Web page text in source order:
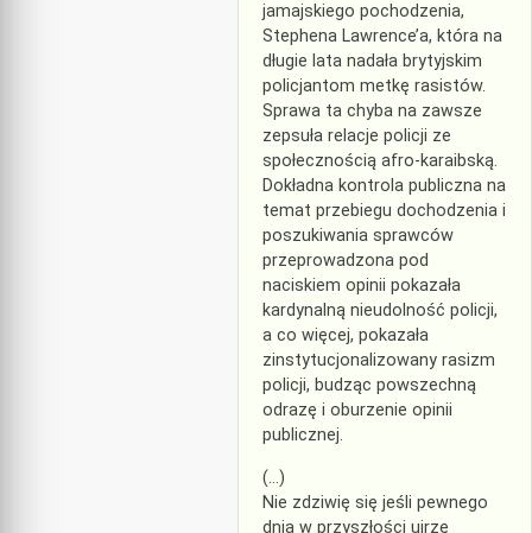
jamajskiego pochodzenia,
Stephena Lawrence’a, która na
długie lata nadała brytyjskim
policjantom metkę rasistów.
Sprawa ta chyba na zawsze
zepsuła relacje policji ze
społecznością afro-karaibską.
Dokładna kontrola publiczna na
temat przebiegu dochodzenia i
poszukiwania sprawców
przeprowadzona pod
naciskiem opinii pokazała
kardynalną nieudolność policji,
a co więcej, pokazała
zinstytucjonalizowany rasizm
policji, budząc powszechną
odrazę i oburzenie opinii
publicznej.
(…)
Nie zdziwię się jeśli pewnego
dnia w przyszłości ujrzę